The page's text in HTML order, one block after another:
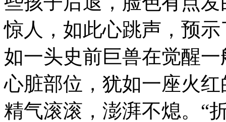
惊人，如此心跳声，预
如一头史前巨兽在觉醒
心脏部位，犹如一座火
精气滚滚，澎湃不熄。“